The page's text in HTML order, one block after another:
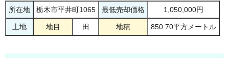
所在地 栃木市平井町1065 最低売却価格 1,050,000円
土地 地目 田 地積 850.70平方メートル